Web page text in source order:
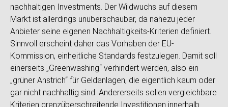
nachhaltigen Investments. Der Wildwuchs auf diesem
Markt ist allerdings unüberschaubar, da nahezu jeder
Anbieter seine eigenen Nachhaltigkeits-Kriterien definiert.
Sinnvoll erscheint daher das Vorhaben der EU-
Kommission, einheitliche Standards festzulegen. Damit soll
einerseits „Greenwashing“ verhindert werden, also ein
„grüner Anstrich“ für Geldanlagen, die eigentlich kaum oder
gar nicht nachhaltig sind. Andererseits sollen vergleichbare
Kriterien grenzüberschreitende Investitionen innerhalb